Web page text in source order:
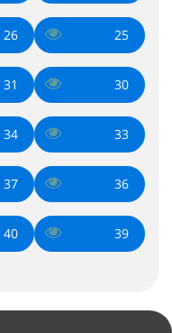
25
26
30
31
33
34
36
37
39
40